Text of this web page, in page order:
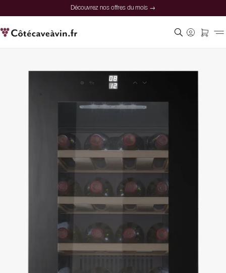
Découvrez nos offres du mois →